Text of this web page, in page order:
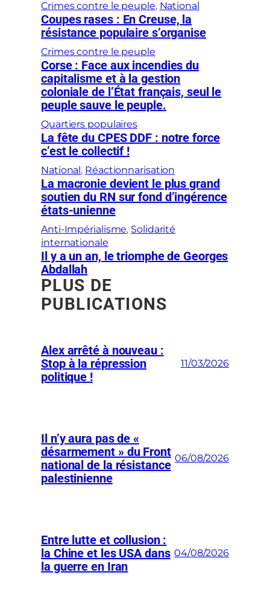
Crimes contre le peuple, National
Coupes rases : En Creuse, la
résistance populaire s’organise
Crimes contre le peuple
Corse : Face aux incendies du
capitalisme et à la gestion
coloniale de l’État français, seul le
peuple sauve le peuple.
Quartiers populaires
La fête du CPES DDF : notre force
c’est le collectif !
National , Réactionnarisation
La macronie devient le plus grand
soutien du RN sur fond d’ingérence
états-unienne
Anti-Impérialisme, Solidarité
internationale
Il y a un an, le triomphe de Georges
Abdallah
PLUS DE
PUBLICATIONS
Alex arrêté à nouveau :
Stop à la répression
politique !
11/03/2026
Il n’y aura pas de «
désarmement » du Front
national de la résistance
palestinienne
06/08/2026
Entre lutte et collusion :
la Chine et les USA dans
la guerre en Iran
04/08/2026